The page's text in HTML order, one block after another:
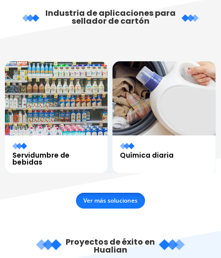
Industria de aplicaciones para
sellador de cartón
Servidumbre de
bebidas
Química diaria
Ver más soluciones
Proyectos de éxito en
Hualian